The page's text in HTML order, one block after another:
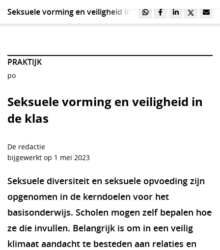
Seksuele vorming en veiligheid in de klas
PRAKTIJK
po
Seksuele vorming en veiligheid in
de klas
De redactie
bijgewerkt op 1 mei 2023
Seksuele diversiteit en seksuele opvoeding zijn
opgenomen in de kerndoelen voor het
basisonderwijs. Scholen mogen zelf bepalen hoe
ze die invullen. Belangrijk is om in een veilig
klimaat aandacht te besteden aan relaties en